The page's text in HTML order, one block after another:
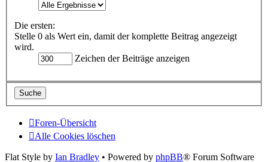
Die ersten:
Stelle 0 als Wert ein, damit der komplette Beitrag angezeigt
wird.
Zeichen der Beiträge anzeigen
Foren-Übersicht
Alle Cookies löschen
Flat Style by Ian Bradley • Powered by phpBB® Forum Software